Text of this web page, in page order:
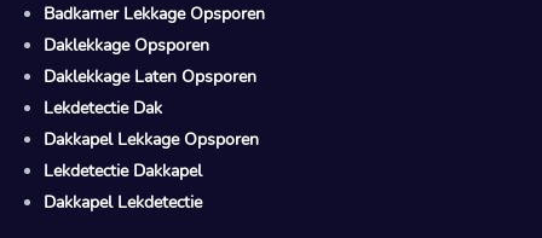
Badkamer Lekkage Opsporen
Daklekkage Opsporen
Daklekkage Laten Opsporen
Lekdetectie Dak
Dakkapel Lekkage Opsporen
Lekdetectie Dakkapel
Dakkapel Lekdetectie